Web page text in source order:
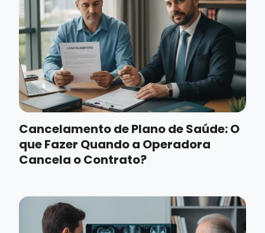
Cancelamento de Plano de Saúde: O
que Fazer Quando a Operadora
Cancela o Contrato?